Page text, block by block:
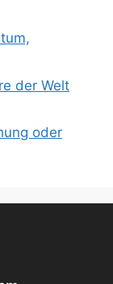
der Welt
oder